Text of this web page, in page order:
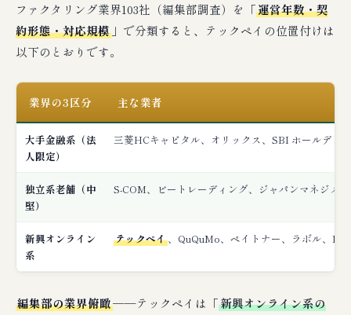
ファクタリング業界103社（編集部調査）を「運営年数・契
約形態・対応規模 」で分類すると、テックペイの位置付けは
以下のとおりです。
業界の3区分 主な業者
大手金融系（法
人限定）
三菱HCキャピタル、オリックス、SBI ホールディ
独立系老舗（中
堅）
S-COM、ビートレーディング、ジャパンマネジメ
新興オンライン
系
テックペイ、QuQuMo、ペイトナー、ラボル、
編集部の業界俯瞰──テックペイは「新興オンライン系の